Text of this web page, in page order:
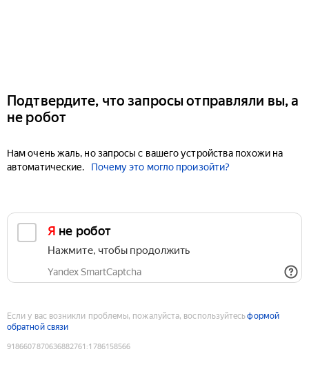
Подтвердите, что запросы отправляли вы, а
не робот
Нам очень жаль, но запросы с вашего устройства похожи на
автоматические.
Почему это могло произойти?
Я не робот
Нажмите, чтобы продолжить
Yandex SmartCaptcha
Если у вас возникли проблемы, пожалуйста, воспользуйтесьформой
обратной связи
9186607870636882761 :1786158566